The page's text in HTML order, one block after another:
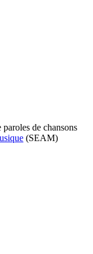
de chansons
(SEAM)